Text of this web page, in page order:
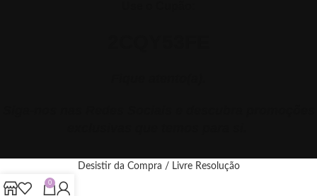
0
Desistir da Compra / Livre Resolução